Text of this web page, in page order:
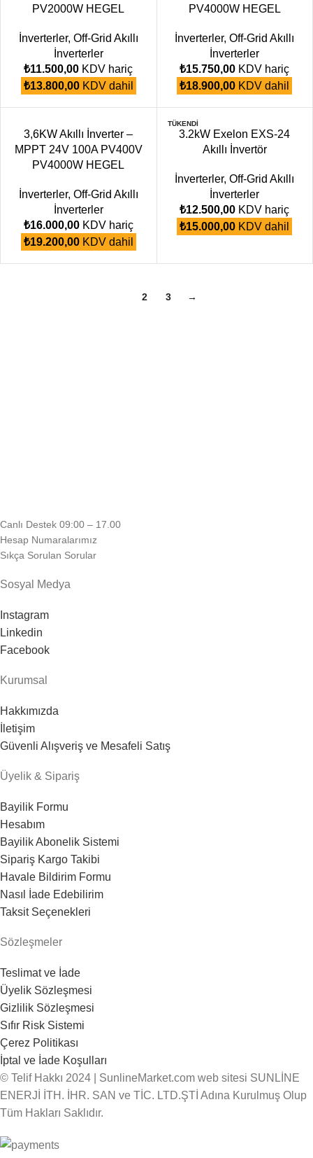
PV2000W HEGEL
İnverterler, Off-Grid Akıllı
İnverterler
₺11.500,00 KDV hariç
₺13.800,00KDV dahil
PV4000W HEGEL
İnverterler,Off-Grid Akıllı
İnverterler
₺15.750,00 KDV hariç
₺18.900,00 KDV dahil
3,6KW Akıllı İnverter –
MPPT 24V 100A PV400V
PV4000W HEGEL
İnverterler, Off-Grid Akıllı
İnverterler
₺16.000,00KDV hariç
₺19.200,00KDV dahil
TÜKENDI
3.2kW Exelon EXS-24
Akıllı İnvertör
İnverterler,Off-Grid Akıllı
İnverterler
₺12.500,00 KDV hariç
₺15.000,00 KDV dahil
2 3 →
Canlı Destek 09:00 – 17.00
Hesap Numaralarımız
Sıkça Sorulan Sorular
Sosyal Medya
Instagram
Linkedin
Facebook
Kurumsal
Hakkımızda
İletişim
Güvenli Alışveriş ve Mesafeli Satış
Üyelik & Sipariş
Bayilik Formu
Hesabım
Bayilik Abonelik Sistemi
Sipariş Kargo Takibi
Havale Bildirim Formu
Nasıl İade Edebilirim
Taksit Seçenekleri
Sözleşmeler
Teslimat ve İade
Üyelik Sözleşmesi
Gizlilik Sözleşmesi
Sıfır Risk Sistemi
Çerez Politikası
İptal ve İade Koşulları
© Telif Hakkı 2024 | SunlineMarket.com web sitesi SUNLİNE
ENERJİ İTH. İHR. SAN ve TİC. LTD.ŞTİ Adına Kurulmuş Olup
Tüm Hakları Saklıdır.